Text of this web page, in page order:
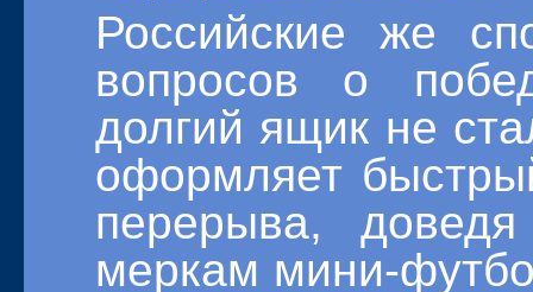
Российские же
вопросов о
долгий ящик не
оформляет
перерыва,
меркам мини-